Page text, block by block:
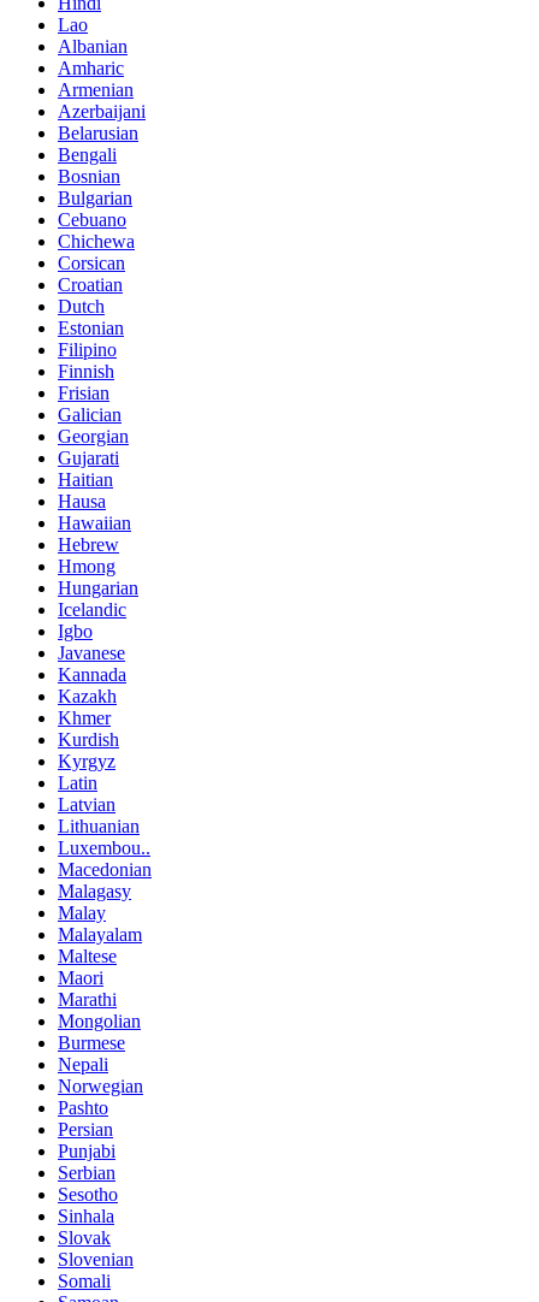
Lao
Albanian
Amharic
Armenian
Azerbaijani
Belarusian
Bengali
Bosnian
Bulgarian
Cebuano
Chichewa
Corsican
Croatian
Dutch
Estonian
Filipino
Finnish
Frisian
Galician
Georgian
Gujarati
Haitian
Hausa
Hawaiian
Hebrew
Hmong
Hungarian
Icelandic
Igbo
Javanese
Kannada
Kazakh
Khmer
Kurdish
Kyrgyz
Latin
Latvian
Lithuanian
Luxembou..
Macedonian
Malagasy
Malay
Malayalam
Maltese
Maori
Marathi
Mongolian
Burmese
Nepali
Norwegian
Pashto
Persian
Punjabi
Serbian
Sesotho
Sinhala
Slovak
Slovenian
Somali